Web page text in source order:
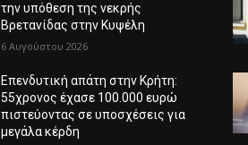
την υπόθεση της νεκρής
Βρετανίδας στην Κυψέλη
6 Αυγούστου 2026
Επενδυτική απάτη στην Κρήτη:
55χρονος έχασε 100.000 ευρώ
πιστεύοντας σε υποσχέσεις για
μεγάλα κέρδη